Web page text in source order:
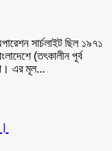
সার্চলাইট ছিল ১৯৭১
(তৎকালীন পূর্ব
এর মূল...